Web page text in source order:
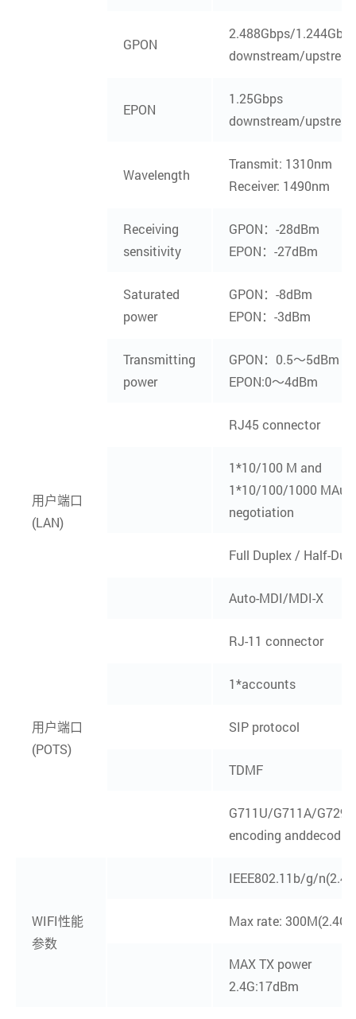
234*157.5*32mm
GPON
2.488Gbps/1.244Gbps
downstream/
EPON
1.25Gbps
downstream/
Wavelength
Transmit: 1310nm
Receiver: 1490nm
Receiving
sensitivity
GPON：-28dBm
EPON：-27dBm
Saturated
power
GPON：-8dBm
EPON：-3dBm
Transmitting
power
GPON：0.5～5dBm
EPON:0～4dBm
用户端口
(LAN)
RJ45 connector
1*10/100 M and
1*10/100/1000
negotiation
Full Duplex / Half-
Auto-MDI/MDI-X
用户端口
(POTS)
RJ-11 connector
1*accounts
SIP protocol
TDMF
G711U/G711A/G729/
encoding
WIFI性能
参数
IEEE802.11b/g/
Max rate: 300M(2.4G)
MAX TX power
2.4G:17dBm